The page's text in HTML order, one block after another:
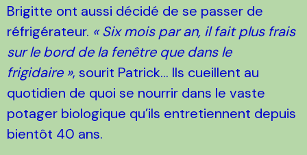
Brigitte ont aussi décidé de se passer de
réfrigérateur. « Six mois par an, il fait plus frais
sur le bord de la fenêtre que dans le
frigidaire », sourit Patrick... Ils cueillent au
quotidien de quoi se nourrir dans le vaste
potager biologique qu’ils entretiennent depuis
bientôt 40 ans.